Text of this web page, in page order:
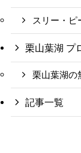
スリー・ピ
栗山葉湖 プ
栗山葉湖の
記事一覧